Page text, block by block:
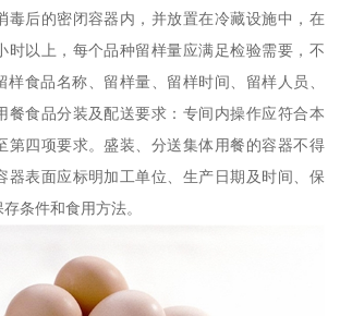
毒后的密闭容器内，并放置在冷藏设施中，在
时以上，每个品种留样量应满足检验需要，不
样食品名称、留样量、留样时间、留样人员、
餐食品分装及配送要求：专间内操作应符合本
第四项要求。盛装、分送集体用餐的容器不得
器表面应标明加工单位、生产日期及时间、保
条件和食用方法。